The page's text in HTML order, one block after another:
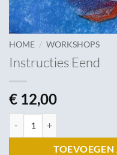
HOME / WORKSHOPS
Instructies Eend
€ 12,00